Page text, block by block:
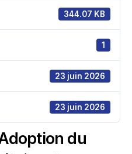
344.07 KB
1
23 juin 2026
23 juin 2026
du